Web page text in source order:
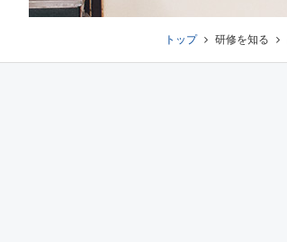
トップ 研修を知る